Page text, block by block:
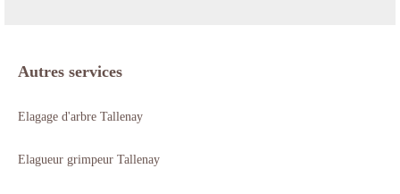
Autres services
Elagage d'arbre Tallenay
Elagueur grimpeur Tallenay